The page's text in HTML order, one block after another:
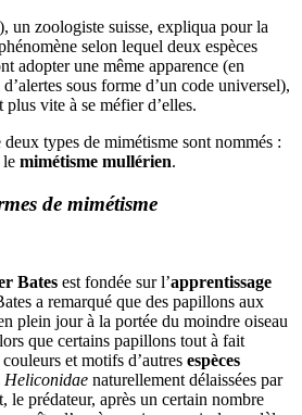
un zoologiste suisse, expliqua pour la
selon lequel deux espèces
adopter une même apparence (en
sous forme d’un code universel),
plus vite à se méfier d’elles.
types de mimétisme sont nommés :
le mimétisme mullérien.
de mimétisme
Bates est fondée sur l’apprentissage
a remarqué que des papillons aux
plein jour à la portée du moindre oiseau
que certains papillons tout à fait
et motifs d’autres espèces
Heliconidae naturellement délaissées par
le prédateur, après un certain nombre